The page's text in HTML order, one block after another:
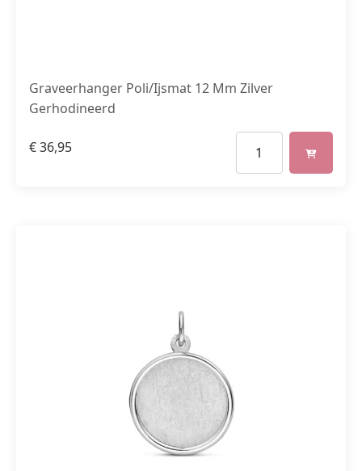
Graveerhanger Poli/Ijsmat 12 Mm Zilver
Gerhodineerd
€36,95